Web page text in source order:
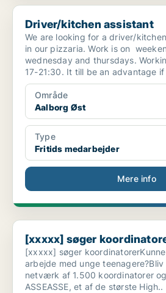
Driver/kitchen assistant
Driver/kitchen assistant
We are looking for a driver/
in our pizzaria. Work is on
wednesday and thursdays.
17-21:30. It till be an advantage
Område
Aalborg Øst
Type
Fritids medarbejder
Mere info
[xxxxx] søger koordinatorer
[xxxxx] søger
[xxxxx] søger
arbejde med unge teenagere?Bliv
netværk af 1.500 koordinatorer
ASSEASSE, et af de største High..